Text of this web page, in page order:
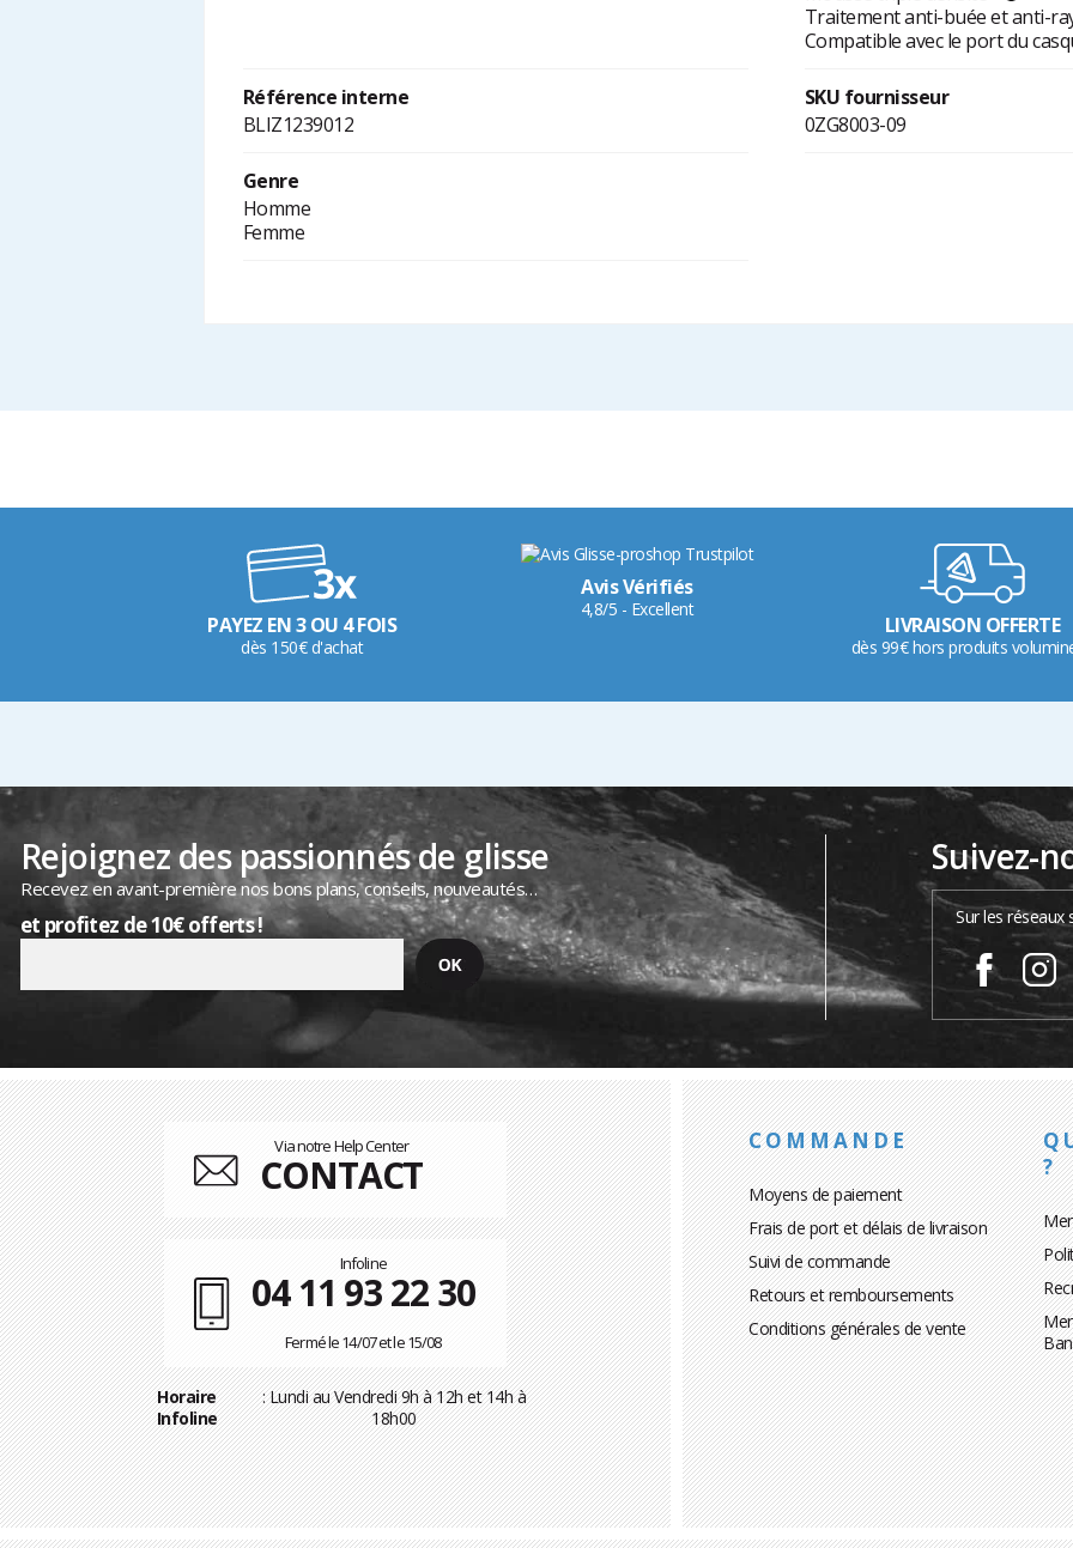
Traitement anti-buée et anti-
Compatible avec le port du
Référence interne
BLIZ1239012
SKU fournisseur
0ZG8003-09
Genre
Homme
Femme
PAYEZ EN 3 OU 4 FOIS
dès 150€ d'achat
Avis Vérifiés
4,8/5 - Excellent
LIVRAISON OFFERTE
dès 99€ hors produits
Rejoignez des passionnés de glisse
Recevez en avant-première nos bons plans, conseils, nouveautés…
et profitez de 10€ offerts !
Suivez-
Sur les réseaux
Via notre Help Center
CONTACT
Infoline
04 11 93 22 30
Fermé le 14/07 et le 15/08
Horaire
Infoline
: Lundi au Vendredi 9h à 12h et 14h à
18h00
COMMANDE
Moyens de paiement
Frais de port et délais de livraison
Suivi de commande
Retours et remboursements
Conditions générales de vente
?